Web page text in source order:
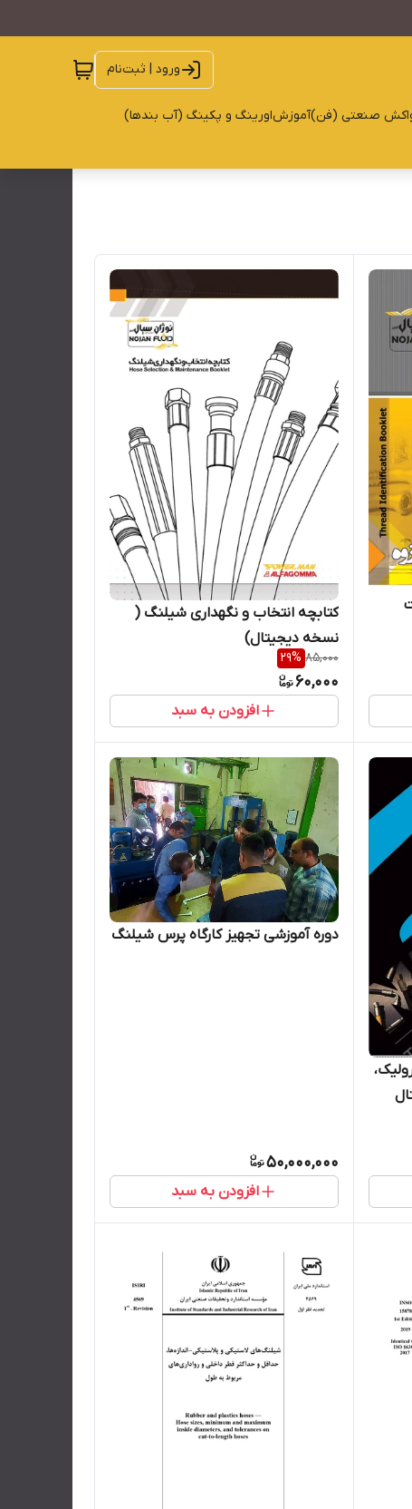
ورود | ثبت‌نام
صنعتی (فن)آموزشاورینگ و پکینگ (آب بندها)
کتابچه انتخاب و نگهداری شیلنگ (
نسخه دیجیتال)
85,000
29%
60,000
افزودن به سبد
دوره آموزشی تجهیز کارگاه پرس شیلنگ
50,000,000
افزودن به سبد